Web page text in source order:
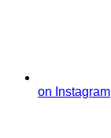
on Instagram